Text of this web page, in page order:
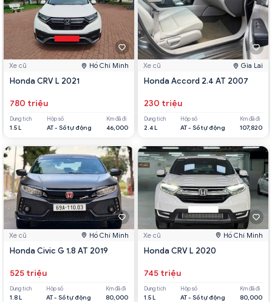
Xe cũ Hồ Chí Minh
Honda CRV L 2021
780 triệu
Dung tích
1.5 L
Hộp số
AT - Số tự động
Km đã đi
46,000
Xe cũ Hồ Chí Minh
Honda Civic G 1.8 AT 2019
525 triệu
Dung tích
1.8 L
Hộp số
AT - Số tự động
Km đã đi
80,000
Xe cũ Gia Lai
Honda Accord 2.4 AT 2007
230 triệu
Dung tích
2.4 L
Hộp số
AT - Số tự động
Km đã đi
107,820
Xe cũ Hồ Chí Minh
Honda CRV L 2020
745 triệu
Dung tích
1.5 L
Hộp số
AT - Số tự động
Km đã đi
80,000